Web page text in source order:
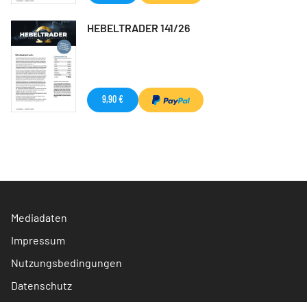
HEBELTRADER 141/26
9,90 €
Mediadaten
Impressum
Nutzungsbedingungen
Datenschutz